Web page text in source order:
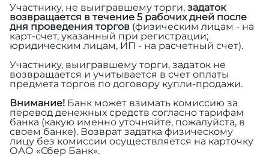
Участнику, не выигравшему торги, задаток
возвращается в течение 5 рабочих дней после
дня проведения торгов (физическим лицам - на
карт-счет, указанный при регистрации;
юридическим лицам, ИП - на расчетный счет).
Участнику, выигравшему торги, задаток не
возвращается и учитывается в счет оплаты
предмета торгов по договору купли-продажи.
Внимание! Банк может взимать комиссию за
перевод денежных средств согласно тарифам
банка (какую именно уточняйте, пожалуйста, в
своем банке). Возврат задатка физическому
лицу без комиссии осуществляется на карточку
ОАО «Сбер Банк».